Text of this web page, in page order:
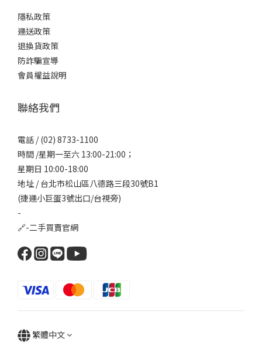
隱私政策
運送政策
退換貨政策
防詐騙宣導
會員權益說明
聯絡我們
電話 / (02) 8733-1100
時間 /星期一至六 13:00-21:00；
星期日 10:00-18:00
地址 / 台北市松山區八德路三段30號B1
(捷運小巨蛋3號出口/台視旁)
-
🔗-二手買賣官網
繁體中文